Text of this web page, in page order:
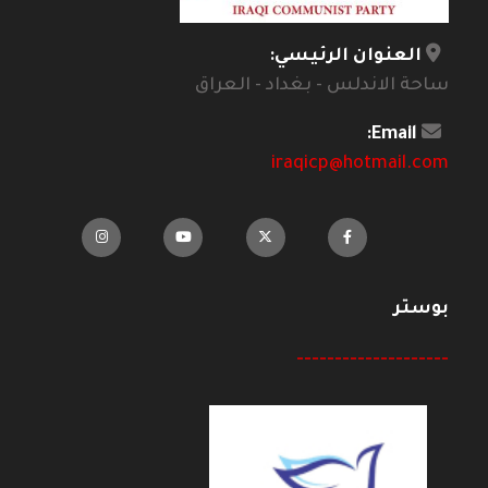
العنوان الرئيسي:
ساحة الاندلس - بغداد - العراق
Email:
iraqicp@hotmail.com
بوستر
--------------------